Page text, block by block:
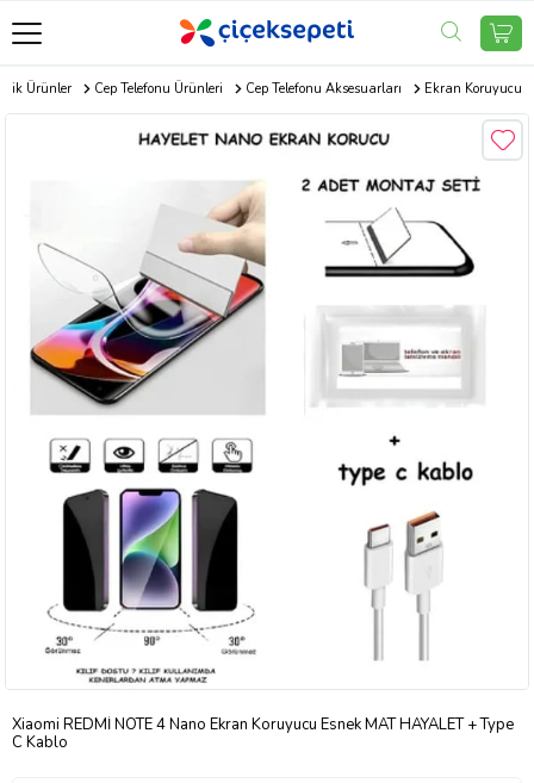
Ürünler Cep Telefonu Ürünleri Cep Telefonu Aksesuarları Ekran Koruyucu
Xiaomi REDMİ NOTE 4 Nano Ekran Koruyucu Esnek MAT HAYALET + Type
C Kablo